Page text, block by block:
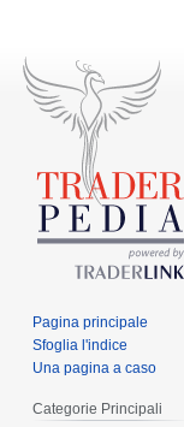
Pagina principale
Sfoglia l'indice
Una pagina a caso
Categorie Principali